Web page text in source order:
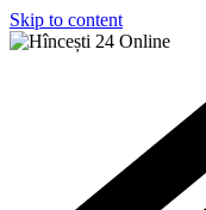
Skip to content